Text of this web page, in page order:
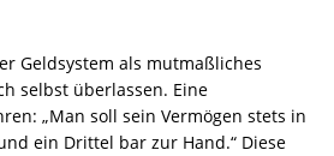
Geldsystem als mutmaßliches
selbst überlassen. Eine
„Man soll sein Vermögen stets in
ein Drittel bar zur Hand.“ Diese